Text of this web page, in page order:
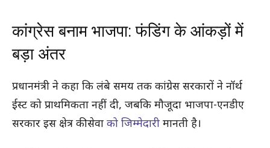
कांग्रेस बनाम भाजपा: फंडिंग के आंकड़ों में
बड़ा अंतर
प्रधानमंत्री ने कहा कि लंबे समय तक कांग्रेस सरकारों ने नॉर्थ
ईस्ट को प्राथमिकता नहीं दी, जबकि मौजूदा भाजपा-एनडीए
सरकार इस क्षेत्र की सेवा को जिम्मेदारी मानती है।